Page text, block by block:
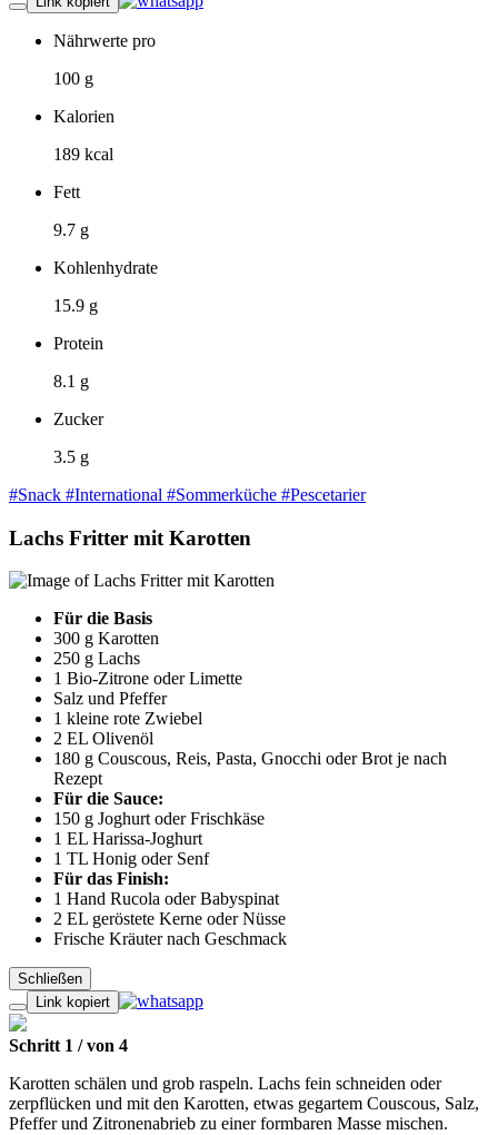
Nährwerte pro
100 g
Kalorien
189 kcal
Fett
9.7 g
Kohlenhydrate
15.9 g
Protein
8.1 g
Zucker
3.5 g
#Snack #International #Sommerküche #Pescetarier
Lachs Fritter mit Karotten
Für die Basis
300 g Karotten
250 g Lachs
1 Bio-Zitrone oder Limette
Salz und Pfeffer
1 kleine rote Zwiebel
2 EL Olivenöl
180 g Couscous, Reis, Pasta, Gnocchi oder Brot je nach
Rezept
Für die Sauce:
150 g Joghurt oder Frischkäse
1 EL Harissa-Joghurt
1 TL Honig oder Senf
Für das Finish:
1 Hand Rucola oder Babyspinat
2 EL geröstete Kerne oder Nüsse
Frische Kräuter nach Geschmack
Schließen
Link kopiert
Schritt 1 /von 4
Karotten schälen und grob raspeln. Lachs fein schneiden oder
zerpflücken und mit den Karotten, etwas gegartem Couscous, Salz,
Pfeffer und Zitronenabrieb zu einer formbaren Masse mischen.